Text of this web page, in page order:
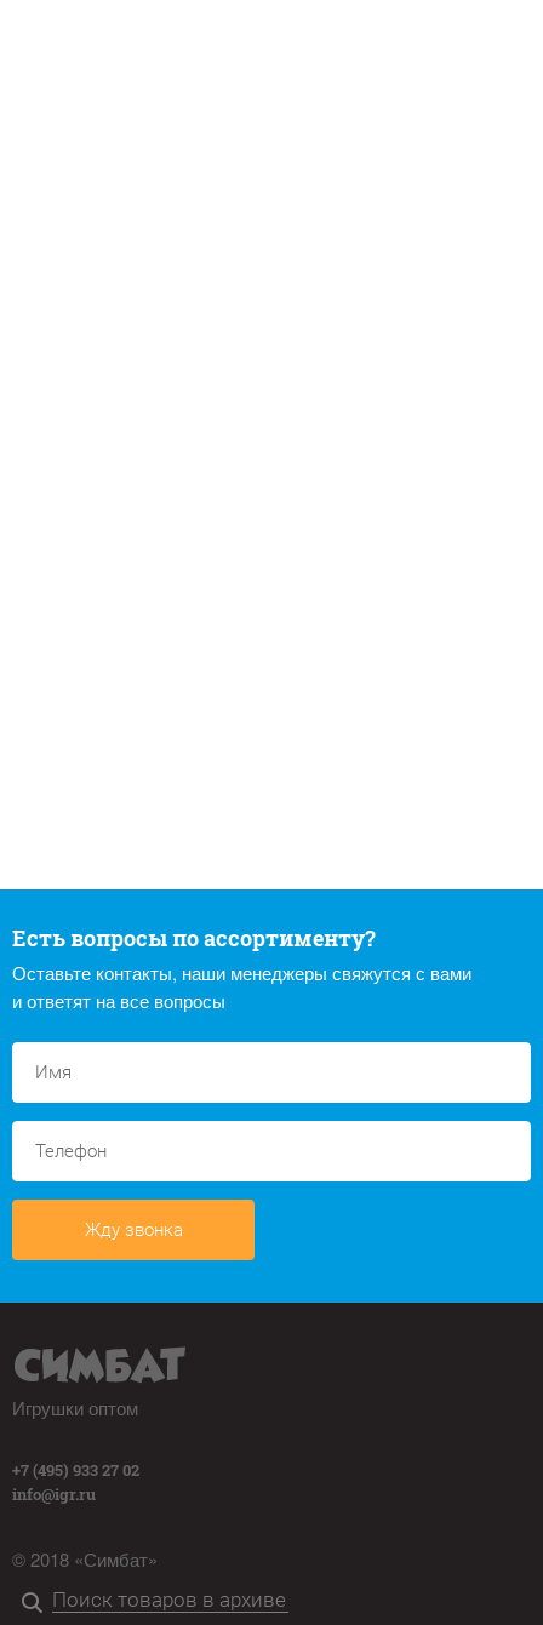
Есть вопросы по ассортименту?
Оставьте контакты, наши менеджеры свяжутся с вами
и ответят на все вопросы
Жду звонка
Игрушки оптом
+7 (495) 933 27 02
info@igr.ru
© 2018 «Симбат»